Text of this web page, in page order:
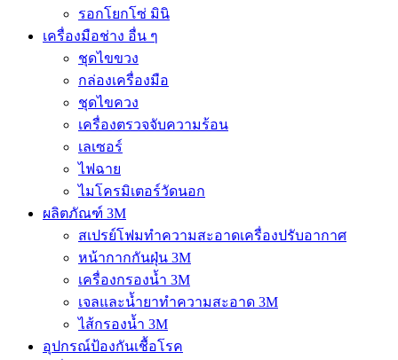
รอกโยกโซ่ มินิ
เครื่องมือช่าง อื่น ๆ
ชุดไขขวง
กล่องเครื่องมือ
ชุดไขควง
เครื่องตรวจจับความร้อน
เลเซอร์
ไฟฉาย
ไมโครมิเตอร์วัดนอก
ผลิตภัณฑ์ 3M
สเปรย์โฟมทำความสะอาดเครื่องปรับอากาศ
หน้ากากกันฝุ่น 3M
เครื่องกรองน้ำ 3M
เจลและน้ำยาทำความสะอาด 3M
ไส้กรองน้ำ 3M
อุปกรณ์ป้องกันเชื้อโรค